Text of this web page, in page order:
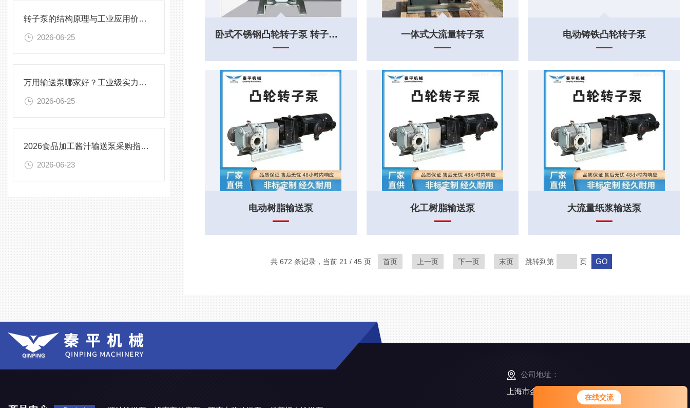
在线交流
转子泵的结构原理与工业应用价值探析
2026-06-25
万用输送泵哪家好？工业级实力厂家秦平机械多工况实测分享
2026-06-25
2026食品加工酱汁输送泵采购指南：对比材质流量筛选良好生产厂家
2026-06-23
卧式不锈钢凸轮转子泵 转子泵生产 一体式大流量转子泵 电动铸铁凸轮转子泵
电动树脂输送泵 化工树脂输送泵 大流量纸浆输送泵
共 672 条记录，当前 21 / 45 页 首页 上一页 下一页 末页 跳转到第 页
公司地址：
上海市金山工业区亭卫公路6495弄168号5幢3楼